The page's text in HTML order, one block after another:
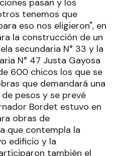
pasan y los
tenemos que
eso nos eligieron", en
la construcción de un
secundaria N° 33 y la
N° 47 Justa Gayosa
600 chicos los que se
que demandará una
pesos y se prevé
Bordet estuvo en
obras de
que contempla la
edificio y la
también el